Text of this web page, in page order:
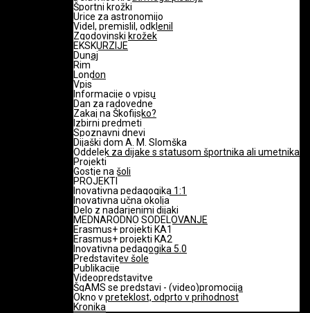
Športni krožki
Urice za astronomijo
Videl, premislil, odklenil
Zgodovinski krožek
EKSKURZIJE
Dunaj
Rim
London
Vpis
Informacije o vpisu
Dan za radovedne
Zakaj na Škofijsko?
Izbirni predmeti
Spoznavni dnevi
Dijaški dom A. M. Slomška
Oddelek za dijake s statusom športnika ali umetnika
Projekti
Gostje na šoli
PROJEKTI
Inovativna pedagogika 1:1
Inovativna učna okolja
Delo z nadarjenimi dijaki
MEDNARODNO SODELOVANJE
Erasmus+ projekti KA1
Erasmus+ projekti KA2
Inovativna pedagogika 5.0
Predstavitev šole
Publikacije
Videopredstavitve
ŠgAMS se predstavi - (video)promocija
Okno v preteklost, odprto v prihodnost
Kronika